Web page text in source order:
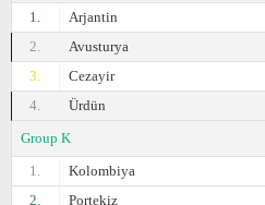
1.
Arjantin
2.
Avusturya
3.
Cezayir
4.
Ürdün
Group K
1.
Kolombiya
2.
Portekiz